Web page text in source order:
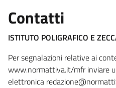
Contatti
ISTITUTO POLIGRAFICO E
Per segnalazioni relative ai
www.normattiva.it/mfr inviare
elettronica reda